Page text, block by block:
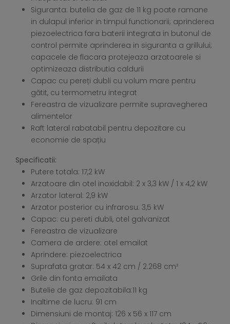
Siguranta: butelia de gaz de 11 kg poate ramane
in dulapul inferior in timpul functionarii; aprinderea
piezoelectrica fara baterii integrata in butonul de
control permite aprinderea in siguranta a grillului;
capacele de flacara protejeaza arzatoarele si
optimizeaza distributia caldurii
Capac cu pereți dubli cu volum mare pentru
gătit, cu termometru integrat
Fereastra de vizualizare permite supravegherea
alimentelor
Raft lateral rabatabil pentru depozitare cu
economie de spațiu
Specificatii:
Putere totala: 17,2 kW
Arzatoare din otel inoxidabil: 2 x 3,3 kW / 1 x 4,2 kW
Arzator lateral: 2,9 kW
Arzator posterior cu infrarosu: 3,5 kW
Capac: cu pereti dubli, otel galvanizat
Fereastra de vizualizare
Camera de ardere: otel emailat
Aprindere: piezoelectrica
Suprafata gratar: 54 x 42 cm / 2.268 cm²
Grile din fonta emailata
Butelie de gaz depozitabila:11 kg
Inaltime de lucru: 91 cm
Dimensiuni de montaj: 126 x 56 x 117 cm